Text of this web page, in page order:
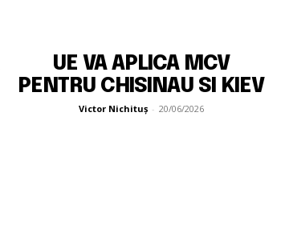
UE VA APLICA MCV
PENTRU CHISINAU SI KIEV
Victor Nichituș - 20/06/2026